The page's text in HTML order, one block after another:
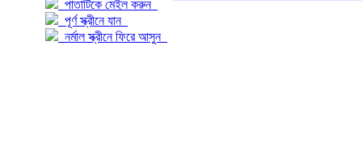
পাতাটিকে মেইল করুন
পূর্ণ স্ক্রীনে যান
নর্মাল স্ক্রীনে ফিরে আসুন